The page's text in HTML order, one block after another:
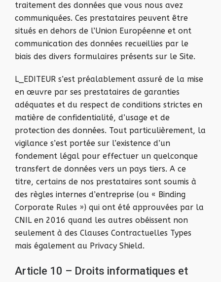
traitement des données que vous nous avez
communiquées. Ces prestataires peuvent être
situés en dehors de l’Union Européenne et ont
communication des données recueillies par le
biais des divers formulaires présents sur le Site.
L_EDITEUR s’est préalablement assuré de la mise
en œuvre par ses prestataires de garanties
adéquates et du respect de conditions strictes en
matière de confidentialité, d’usage et de
protection des données. Tout particulièrement, la
vigilance s’est portée sur l’existence d’un
fondement légal pour effectuer un quelconque
transfert de données vers un pays tiers. A ce
titre, certains de nos prestataires sont soumis à
des règles internes d’entreprise (ou « Binding
Corporate Rules ») qui ont été approuvées par la
CNIL en 2016 quand les autres obéissent non
seulement à des Clauses Contractuelles Types
mais également au Privacy Shield.
Article 10 – Droits informatiques et